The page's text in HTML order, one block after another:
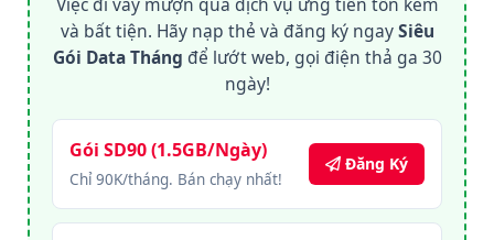
và bất tiện. Hãy nạp thẻ và đăng ký ngaySiêu
Gói Data Tháng để lướt web, gọi điện thả ga 30
ngày!
Gói SD90 (1.5GB/Ngày)
Chỉ 90K/tháng. Bán chạy nhất!
Đăng Ký